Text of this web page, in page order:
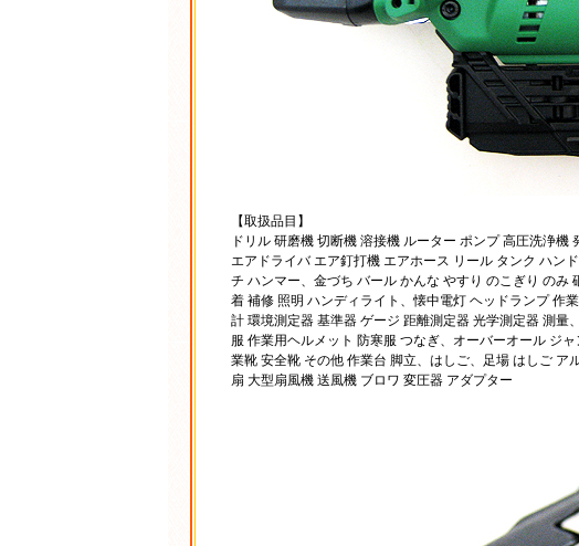
【取扱品目】
ドリル 研磨機 切断機 溶接機 ルーター ポンプ 高圧洗浄
エアドライバ エア釘打機 エアホース リール タンク ハン
チ ハンマー、金づち バール かんな やすり のこぎり の
着 補修 照明 ハンディライト、懐中電灯 ヘッドランプ 作
計 環境測定器 基準器 ゲージ 距離測定器 光学測定器 測
服 作業用ヘルメット 防寒服 つなぎ、オーバーオール ジ
業靴 安全靴 その他 作業台 脚立、はしご、足場 はしご
扇 大型扇風機 送風機 ブロワ 変圧器 アダプター